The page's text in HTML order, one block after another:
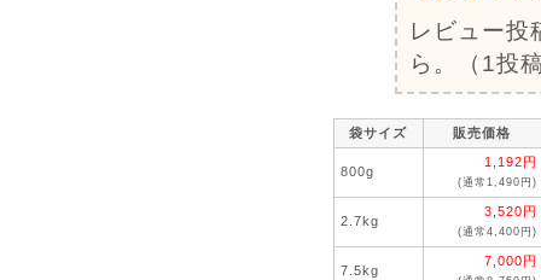
レビュー投
ら。（1投
袋サイズ 販売価格
800g
1,192円
(通常1,490円)
2.7kg
3,520円
(通常4,400円)
7.5kg
7,000円